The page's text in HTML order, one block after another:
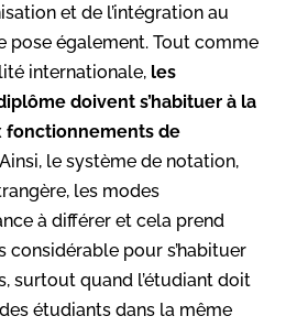
et de l’intégration au
pose également. Tout comme
internationale, les
doivent s’habituer à la
fonctionnements de
le système de notation,
les modes
à différer et cela prend
pour s’habituer
surtout quand l’étudiant doit
étudiants dans la même